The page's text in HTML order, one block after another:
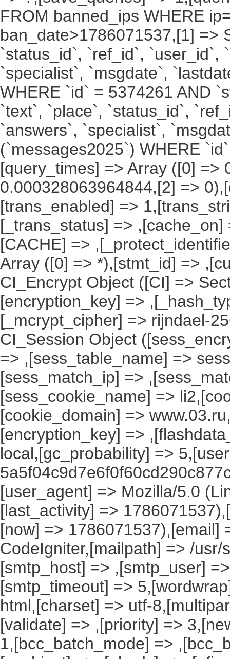
FROM banned_ips WHERE
ban_date>1786071537,[1] =>
`status_id`, `ref_id`, `user_id`,
`specialist`, `msgdate`,
WHERE `id` = 5374261 AND
`text`, `place`, `status_id`,
`answers`, `specialist`,
(`messages2025`) WHERE
[query_times] => Array ([0] =>
0.000328063964844,[2] =>
[trans_enabled] =>
[_trans_status] =>
[CACHE] =>
Array ([0] => *),[stmt_id] =>
CI_Encrypt Object ([CI] =>
[encryption_key] =>
[_mcrypt_cipher] => rijndael-
CI_Session Object
=> ,[sess_table_name] =>
[sess_match_ip] =>
[sess_cookie_name] =>
[cookie_domain] =>
[encryption_key] =>
local,[gc_probability] =>
[user_agent] => Mozilla/5.0
[last_activity] =>
[now] => 1786071537),[email]
CodeIgniter,[mailpath] => /
[smtp_host] => ,[smtp_user]
[smtp_timeout] =>
html,[charset] => utf-
[validate] => ,[priority] =>
1,[bcc_batch_mode] =>